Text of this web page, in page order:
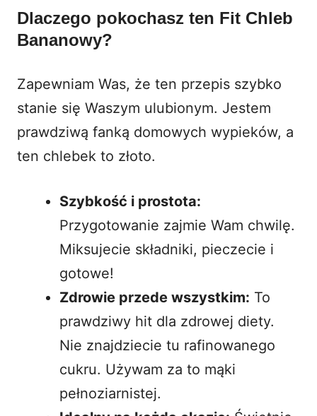
Dlaczego pokochasz ten Fit Chleb
Bananowy?
Zapewniam Was, że ten przepis szybko
stanie się Waszym ulubionym. Jestem
prawdziwą fanką domowych wypieków, a
ten chlebek to złoto.
Szybkość i prostota:
Przygotowanie zajmie Wam chwilę.
Miksujecie składniki, pieczecie i
gotowe!
Zdrowie przede wszystkim: To
prawdziwy hit dla zdrowej diety.
Nie znajdziecie tu rafinowanego
cukru. Używam za to mąki
pełnoziarnistej.